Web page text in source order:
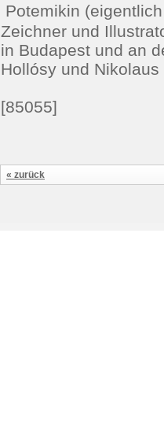
 Potemikin
Zeichner und
in Budapest und an
Hollósy und
[85055]
« zurück